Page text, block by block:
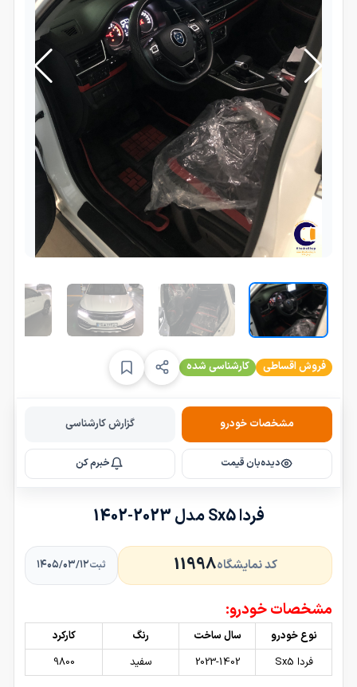
فروش اقساطی کارشناسی شده
مشخصات خودرو گزارش کارشناسی
دیده‌بان قیمت خبرم کن
فردا Sx5 مدل 2023-1402
کد نمایشگاه11998 ثبت۱۴۰۵/۰۳/۱۲
مشخصات خودرو:
نوع خودرو سال ساخت رنگ
کارکرد
فردا Sx5
2023-1402 سفید 9800